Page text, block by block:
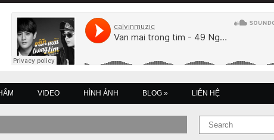
VIDEO HÌNH ẢNH BLOG » LIÊN HỆ